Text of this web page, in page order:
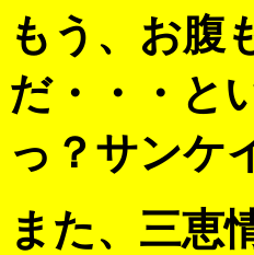
もう、お腹
だ・・・と
っ？サンケ
また、三恵